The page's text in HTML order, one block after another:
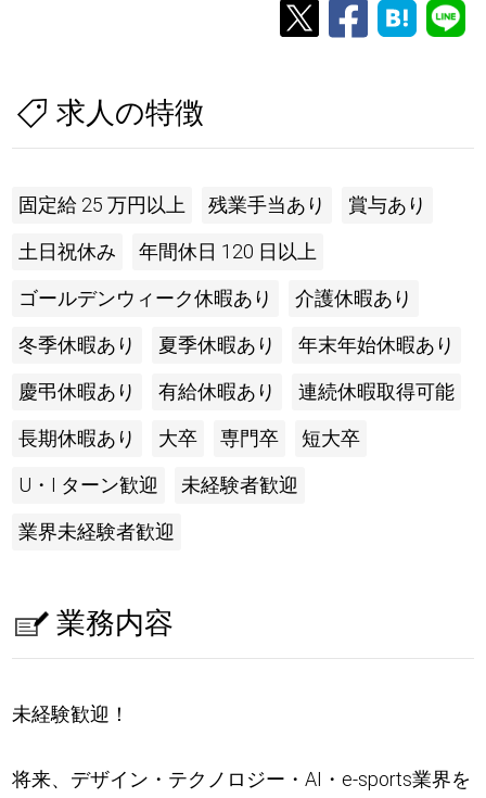
求人の特徴
固定給 25 万円以上 残業手当あり 賞与あり
土日祝休み 年間休日 120 日以上
ゴールデンウィーク休暇あり 介護休暇あり
冬季休暇あり 夏季休暇あり 年末年始休暇あり
慶弔休暇あり 有給休暇あり 連続休暇取得可能
長期休暇あり 大卒 専門卒 短大卒
U・I ターン歓迎 未経験者歓迎
業界未経験者歓迎
業務内容
未経験歓迎！
将来、デザイン・テクノロジー・AI・e-sports業界を